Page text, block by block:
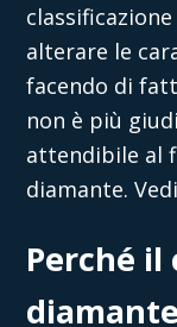
alterare le
facendo di
non è più
attendibile al
diamante.
Perché